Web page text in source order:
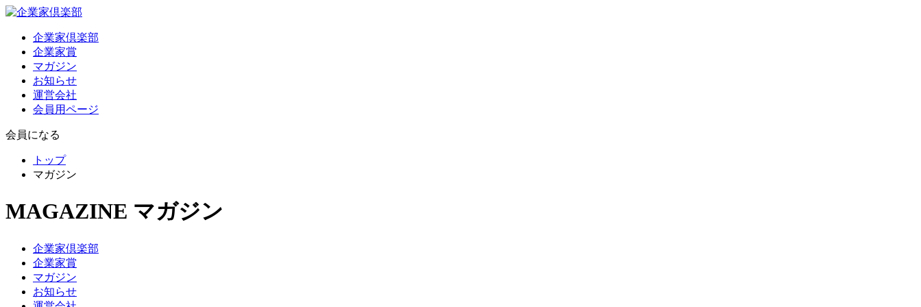
企業家倶楽部
企業家賞
マガジン
お知らせ
運営会社
会員用ページ
会員になる
トップ
マガジン
MAGAZINE マガジン
企業家倶楽部
企業家賞
マガジン
お知らせ